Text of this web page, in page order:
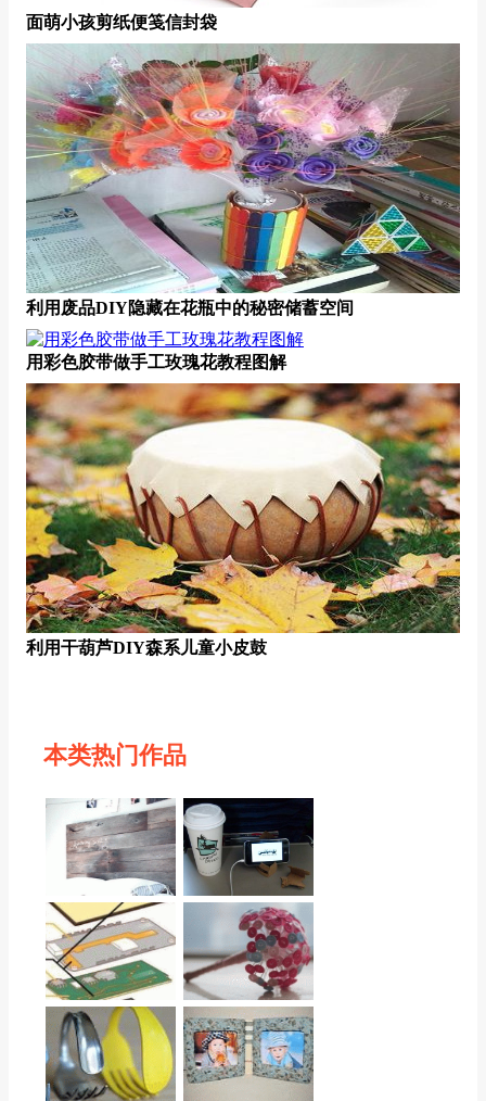
面萌小孩剪纸便笺信封袋
利用废品DIY隐藏在花瓶中的秘密储蓄空间
用彩色胶带做手工玫瑰花教程图解
利用干葫芦DIY森系儿童小皮鼓
本类热门作品